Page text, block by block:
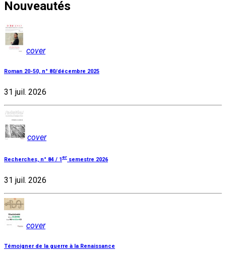
Nouveautés
cover
Roman 20-50, n° 80/décembre 2025
31 juil. 2026
cover
Recherches, n° 84 / 1er semestre 2026
31 juil. 2026
cover
Témoigner de la guerre à la Renaissance